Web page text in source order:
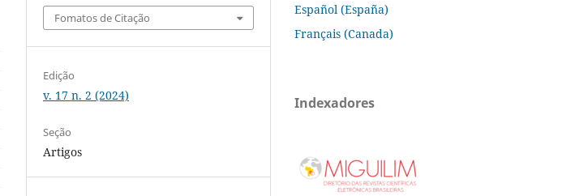
Fomatos de Citação
Edição
v. 17 n. 2 (2024)
Seção
Artigos
Español (España)
Français (Canada)
Indexadores